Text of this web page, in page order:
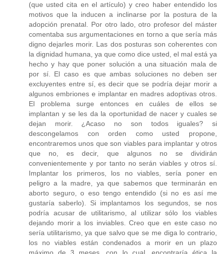
(que usted cita en el artículo) y creo haber entendido los
motivos que la inducen a inclinarse por la postura de la
adopción prenatal. Por otro lado, otro profesor del máster
comentaba sus argumentaciones en torno a que sería más
digno dejarles morir. Las dos posturas son coherentes con
la dignidad humana, ya que como dice usted, el mal está ya
hecho y hay que poner solución a una situación mala de
por sí. El caso es que ambas soluciones no deben ser
excluyentes entre sí, es decir que se podría dejar morir a
algunos embriones e implantar en madres adoptivas otros.
El problema surge entonces en cuáles de ellos se
implantan y se les da la oportunidad de nacer y cuales se
dejan morir. ¿Acaso no son todos iguales? si
descongelamos con orden como usted propone,
encontraremos unos que son viables para implantar y otros
que no, es decir, que algunos no se dividirán
convenientemente y por tanto no serán viables y otros sí.
Implantar los primeros, los no viables, sería poner en
peligro a la madre, ya que sabemos que terminarán en
aborto seguro, o eso tengo entendido (si no es así me
gustaría saberlo). Si implantamos los segundos, se nos
podría acusar de utilitarismo, al utilizar sólo los viables
dejando morir a los inviables. Creo que en este caso no
sería utilitarismo, ya que salvo que se me diga lo contrario,
los no viables están condenados a morir en un plazo